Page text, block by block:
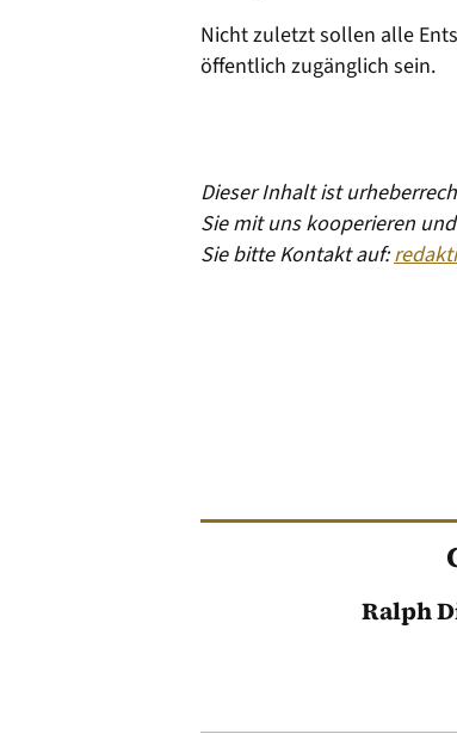
Nicht zuletzt sollen alle
öffentlich zugänglich sein.
Dieser Inhalt ist
Sie mit uns kooperieren
Sie bitte Kontakt auf:
Ralph